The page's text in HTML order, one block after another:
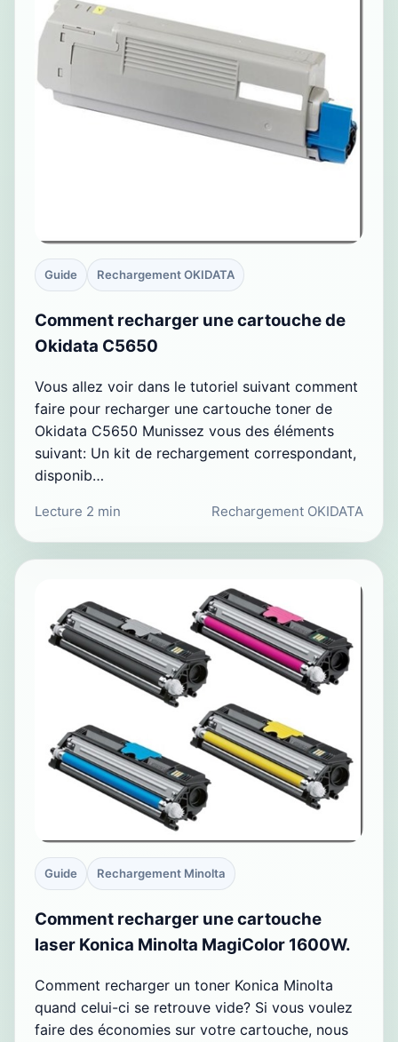
Guide Rechargement OKIDATA
Comment recharger une cartouche de
Okidata C5650
Vous allez voir dans le tutoriel suivant comment
faire pour recharger une cartouche toner de
Okidata C5650 Munissez vous des éléments
suivant: Un kit de rechargement correspondant,
disponib…
Lecture 2 min Rechargement OKIDATA
Guide Rechargement Minolta
Comment recharger une cartouche
laser Konica Minolta MagiColor 1600W.
Comment recharger un toner Konica Minolta
quand celui-ci se retrouve vide? Si vous voulez
faire des économies sur votre cartouche, nous